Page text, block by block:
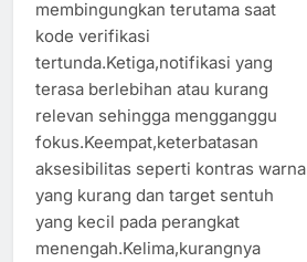
membingungkan terutama saat
kode verifikasi
tertunda.Ketiga,notifikasi yang
terasa berlebihan atau kurang
relevan sehingga mengganggu
fokus.Keempat,keterbatasan
aksesibilitas seperti kontras warna
yang kurang dan target sentuh
yang kecil pada perangkat
menengah.Kelima,kurangnya